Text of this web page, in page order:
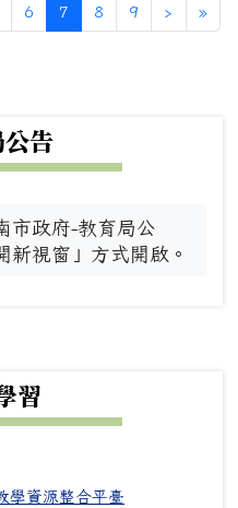
6 7(目前頁次)
8 9 › 下一頁
»最
告
市政府-教育局公
新視窗」方式開啟。
習
學資源整合平臺